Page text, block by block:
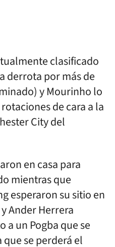
clasificado
derrota por más de
y Mourinho lo
de cara a la
City del
en casa para
mientras que
esperaron su sitio en
Ander Herrera
un Pogba que se
se perderá el